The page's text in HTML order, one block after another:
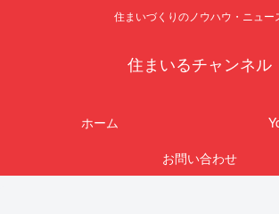
住まいづくりのノウハウ・ニュー
住まいるチャンネル
ホーム
お問い合わせ